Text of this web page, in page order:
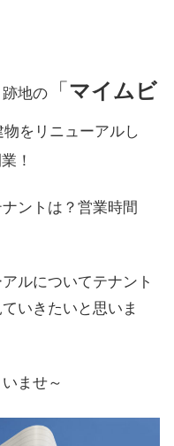
地の 「マイムビ
をリニューアルし
！
ナントは？営業時間
ルについてテナント
いきたいと思いま
ませ～